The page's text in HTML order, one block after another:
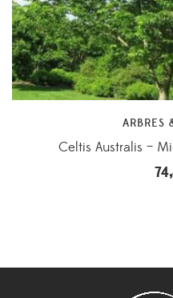
ARBRES
Celtis Australis –